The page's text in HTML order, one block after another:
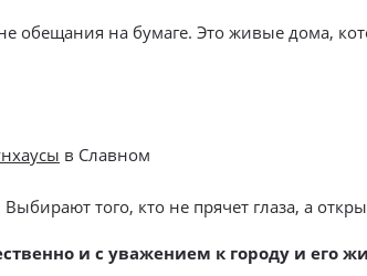
обещания на бумаге. Это живые дома,
в Славном
того, кто не прячет глаза, а
и с уважением к городу и его